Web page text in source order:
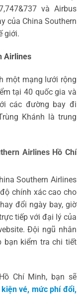
và Airbus
của China Southern
giới.
Airlines
một mạng lưới rộng
tại 40 quốc gia và
các đường bay đi
Khánh là trung
Airlines Hồ Chí
Southern Airlines
chính xác cao cho
đổi ngày bay, giờ
tiếp với đại lý của
Đội ngũ nhân
bạn kiểm tra chi tiết
Chí Minh, bạn sẽ
vé, mức phí đổi,